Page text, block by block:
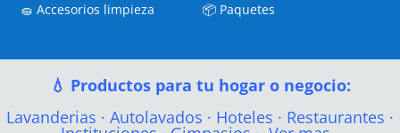
🧽Accesorios limpieza
📦 Paquetes
💧 Productos para tu hogar o negocio:
Lavanderias · Autolavados · Hoteles · Restaurantes ·